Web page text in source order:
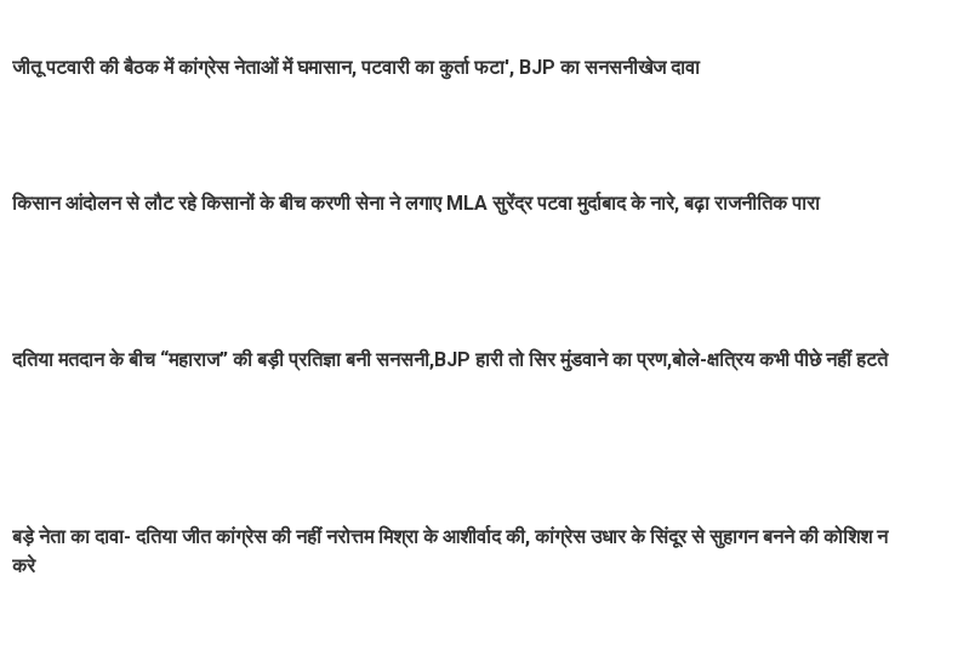
जीतू पटवारी की बैठक में कांग्रेस नेताओं में घमासान, पटवारी का कुर्ता फटा', BJP का सनसनीखेज दावा
किसान आंदोलन से लौट रहे किसानों के बीच करणी सेना ने लगाए MLA सुरेंद्र पटवा मुर्दाबाद के नारे, बढ़ा राजनीतिक पारा
दतिया मतदान के बीच “महाराज” की बड़ी प्रतिज्ञा बनी सनसनी,BJP हारी तो सिर मुंडवाने का प्रण,बोले-क्षत्रिय कभी पीछे नहीं हटते
बड़े नेता का दावा- दतिया जीत कांग्रेस की नहीं नरोत्तम मिश्रा के आशीर्वाद की, कांग्रेस उधार के सिंदूर से सुहागन बनने की कोशिश न
करे